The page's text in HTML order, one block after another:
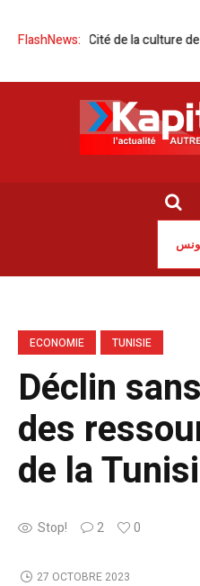
FlashNews:
à la Cité de la culture de Tunis
ECONOMIE TUNISIE
Déclin
des
de la
Stop! 2 0
27 OCTOBRE 2023